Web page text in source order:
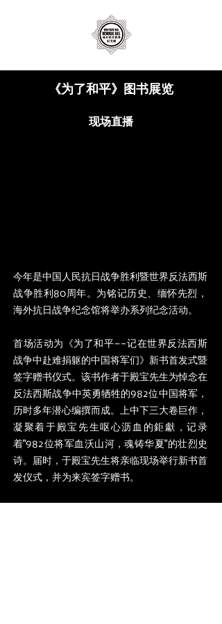
《为了和平》图书展览
现场直播
今年是中国人民抗日战争胜利暨世界反法西斯
战争胜利80周年。为铭记历史、缅怀先烈，
海外抗日战争纪念馆将举办系列纪念活动。
首场活动为《为了和平——记在世界反法西斯
战争中赴难捐躯的中国将军们》新书首发式暨
签字赠书仪式。该书作者于殿宝先生为悼念在
反法西斯战争中英勇牺牲的982位中国将军，
历时多年潜心编撰而成。上中下三大卷巨作，
凝聚着于殿宝先生呕心沥血的鉅獻，记录
着"982位将军血沃山河，魂铸华夏"的壮烈史
诗。届时，于殿宝先生将亲临现场举行新书首
发仪式，并为来宾签字赠书。